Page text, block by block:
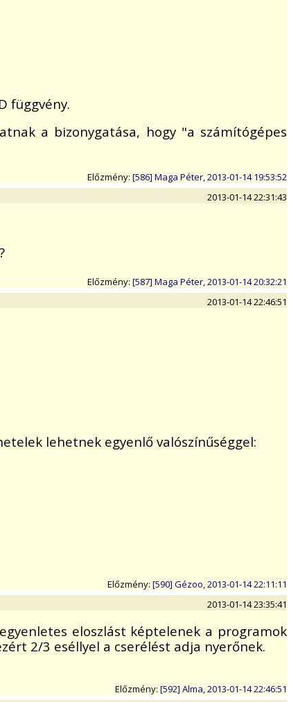
függvény.
a bizonygatása, hogy "a számítógépes
Előzmény: [586] Maga Péter, 2013-01-14 19:53:52
2013-01-14 22:31:43
Előzmény: [587] Maga Péter, 2013-01-14 20:32:21
2013-01-14 22:46:51
lehetnek egyenlő valószínűséggel:
Előzmény: [590] Gézoo, 2013-01-14 22:11:11
2013-01-14 23:35:41
eloszlást képtelenek a programok
2/3 eséllyel a cserélést adja nyerőnek.
Előzmény: [592] Alma, 2013-01-14 22:46:51